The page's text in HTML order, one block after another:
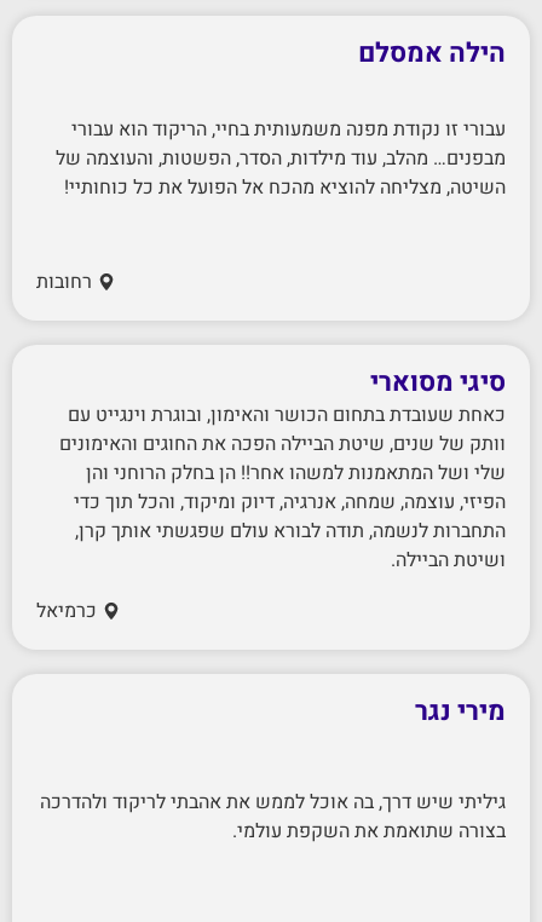
הילה אמסלם
עבורי זו נקודת מפנה משמעותית בחיי, הריקוד הוא עבורי
מבפנים… מהלב, עוד מילדות, הסדר, הפשטות, והעוצמה של
השיטה, מצליחה להוציא מהכח אל הפועל את כל כוחותיי!
רחובות
סיגי מסוארי
כאחת שעובדת בתחום הכושר והאימון, ובוגרת וינגייט עם
וותק של שנים, שיטת הביילה הפכה את החוגים והאימונים
שלי ושל המתאמנות למשהו אחר!! הן בחלק הרוחני והן
הפיזי, עוצמה, שמחה, אנרגיה, דיוק ומיקוד, והכל תוך כדי
התחברות לנשמה, תודה לבורא עולם שפגשתי אותך קרן,
ושיטת הביילה.
כרמיאל
מירי נגר
גיליתי שיש דרך, בה אוכל לממש את אהבתי לריקוד ולהדרכה
בצורה שתואמת את השקפת עולמי.